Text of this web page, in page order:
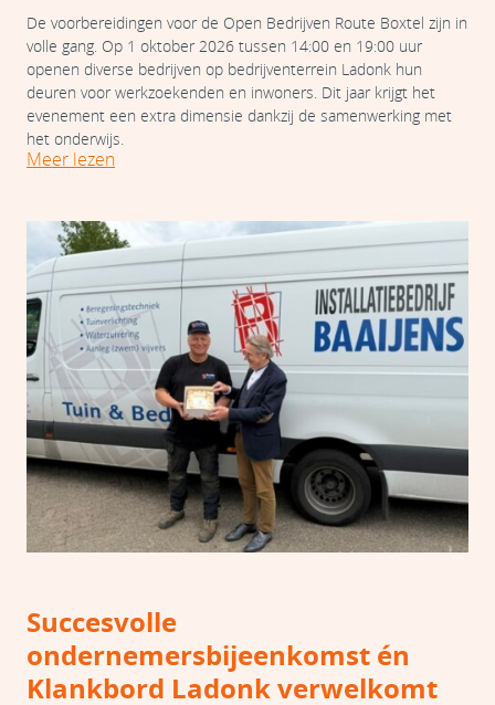
De voorbereidingen voor de Open Bedrijven Route Boxtel zijn in
volle gang. Op 1 oktober 2026 tussen 14:00 en 19:00 uur
openen diverse bedrijven op bedrijventerrein Ladonk hun
deuren voor werkzoekenden en inwoners. Dit jaar krijgt het
evenement een extra dimensie dankzij de samenwerking met
het onderwijs.
Meer lezen
Succesvolle
ondernemersbijeenkomst én
Klankbord Ladonk verwelkomt